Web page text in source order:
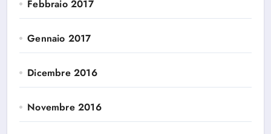
Febbraio 2017
Gennaio 2017
Dicembre 2016
Novembre 2016